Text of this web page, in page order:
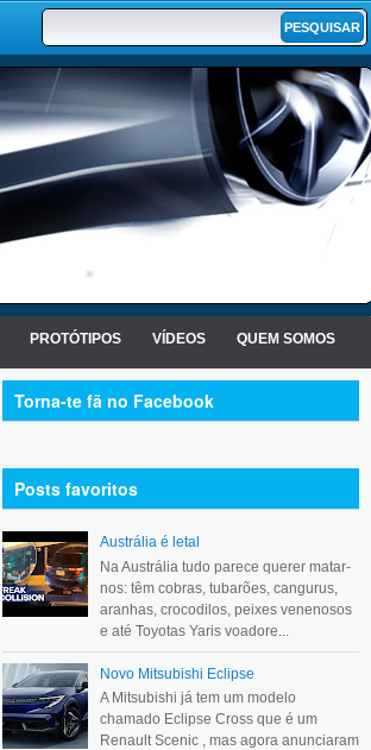
PROTÓTIPOS VÍDEOS QUEM SOMOS
Torna-te fã no Facebook
Posts favoritos
Austrália é letal
Na Austrália tudo parece querer matar-
nos: têm cobras, tubarões, cangurus,
aranhas, crocodilos, peixes venenosos
e até Toyotas Yaris voadore...
Novo Mitsubishi Eclipse
A Mitsubishi já tem um modelo
chamado Eclipse Cross que é um
Renault Scenic , mas agora anunciaram